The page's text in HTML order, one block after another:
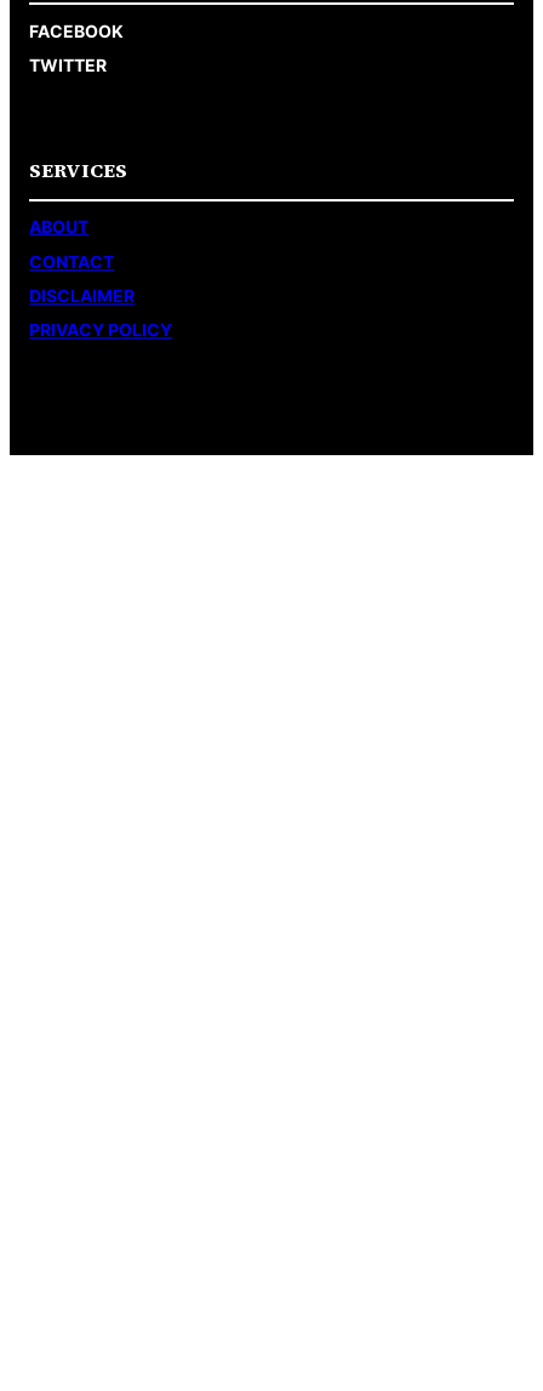
FACEBOOK
TWITTER
SERVICES
ABOUT
CONTACT
DISCLAIMER
PRIVACY POLICY